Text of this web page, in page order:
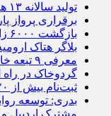
تولید سالانه ۱۳ هزار تن عسل در اردبیل
برقراری پرواز
بازگشت ۶۰۰۰ زائر اربعین به اردبیل
بلاگر هتاک
معرفی ۹ تبعه خارجی غیرمجاز به مراجع قضایی در اردبیل
گردوخاک در راه
ثبت‌نام بیش از ۲۰ هزار زائر اربعین از اردبیل
بدری: توسعه